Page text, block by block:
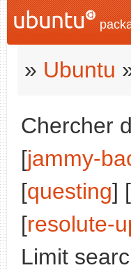
» Ubuntu
Chercher
[jammy-
[questing] [
[resolute-
Limit